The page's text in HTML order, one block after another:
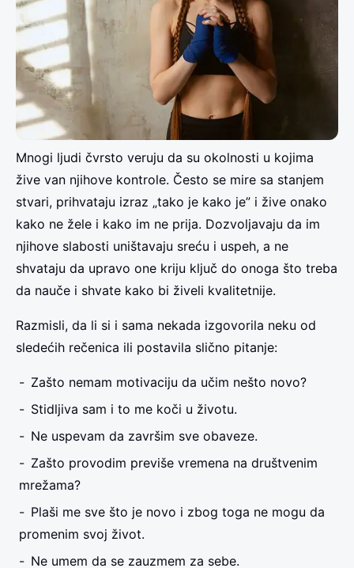
Mnogi ljudi čvrsto veruju da su okolnosti u kojima
žive van njihove kontrole. Često se mire sa stanjem
stvari, prihvataju izraz „tako je kako je” i žive onako
kako ne žele i kako im ne prija. Dozvoljavaju da im
njihove slabosti uništavaju sreću i uspeh, a ne
shvataju da upravo one kriju ključ do onoga što treba
da nauče i shvate kako bi živeli kvalitetnije.
Razmisli, da li si i sama nekada izgovorila neku od
sledećih rečenica ili postavila slično pitanje:
Zašto nemam motivaciju da učim nešto novo?
Stidljiva sam i to me koči u životu.
Ne uspevam da završim sve obaveze.
Zašto provodim previše vremena na društvenim
mrežama?
Plaši me sve što je novo i zbog toga ne mogu da
promenim svoj život.
Ne umem da se zauzmem za sebe.